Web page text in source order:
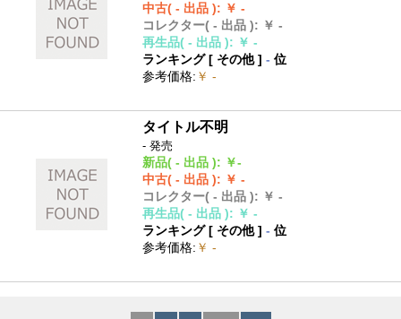
中古( - 出品 ): ￥ -
コレクター( - 出品 ): ￥ -
再生品( - 出品 ): ￥ -
ランキング [ その他]- 位
参考価格: ￥ -
タイトル不明
- 発売
新品( - 出品 ): ￥-
中古( - 出品 ): ￥ -
コレクター( - 出品 ): ￥ -
再生品( - 出品 ): ￥ -
ランキング [ その他]- 位
参考価格: ￥ -